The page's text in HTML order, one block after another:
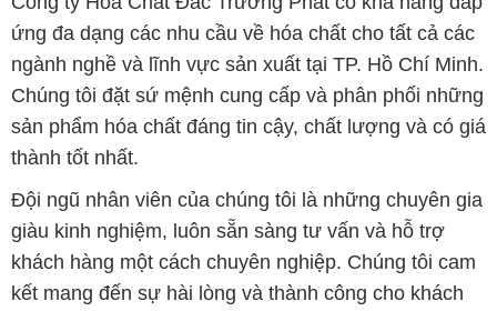
ứng đa dạng các nhu cầu về hóa chất cho tất cả các
ngành nghề và lĩnh vực sản xuất tại TP. Hồ Chí Minh.
Chúng tôi đặt sứ mệnh cung cấp và phân phối những
sản phẩm hóa chất đáng tin cậy, chất lượng và có giá
thành tốt nhất.
Đội ngũ nhân viên của chúng tôi là những chuyên gia
giàu kinh nghiệm, luôn sẵn sàng tư vấn và hỗ trợ
khách hàng một cách chuyên nghiệp. Chúng tôi cam
kết mang đến sự hài lòng và thành công cho khách